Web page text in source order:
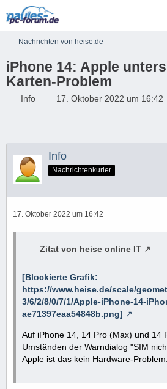
Nachrichten von heise.de
iPhone 14: Apple
Karten-Problem
Info 17. Oktober 2022 um 16:42
Info
Nachrichtenkurier
17. Oktober 2022 um 16:42
Zitat von heise online IT
[Blockierte Grafik:
https://www.heise.de/scale/
3/6/2/8/0/7/1/Apple-iPhone-14-
ae71397eaa54848b.png]
Auf iPhone 14, 14 Pro (Max) und 14
Umständen der Warndialog "SIM
Apple ist das kein Hardware-Problem.